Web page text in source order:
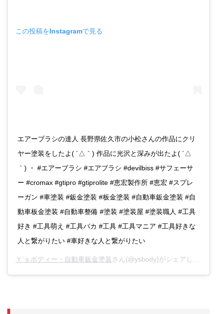
この投稿をInstagramで見る
エアーブラシの達人 長野県佐久市の小松さんの作品にクリ
ヤー塗装をしたよ( ´△｀) 作品に光沢と深みが出たよ( ´△
｀) ・ #エアーブラシ #エアブラシ #devilbiss #サフェーサ
ー #cromax #gtipro #gtiprolite #恵宏製作所 #恵宏 #スプレ
ーガン #車塗装 #鈑金塗装 #板金塗装 #自動車鈑金塗装 #自
動車板金塗装 #自動車整備 #塗装 #塗装屋 #塗装職人 #工具
好き #工具萌え #工具バカ #工具 #工具マニア #工具好きな
人と繋がりたい #車好きな人と繋がりたい
Ｙ’ｓボディー・自動車鈑金塗装さん(@ysbody)がシェアした投稿 -